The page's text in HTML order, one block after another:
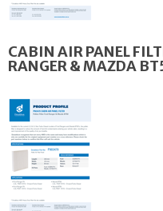
CABIN AIR PANEL
RANGER & MAZDA